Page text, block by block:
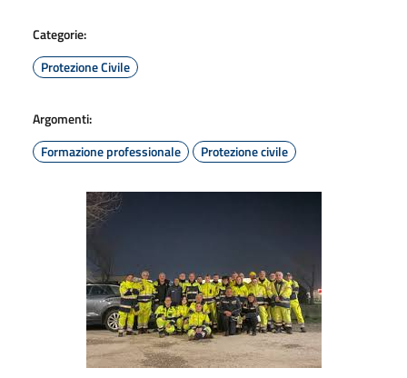
Categorie:
Protezione Civile
Argomenti:
Formazione professionale
Protezione civile